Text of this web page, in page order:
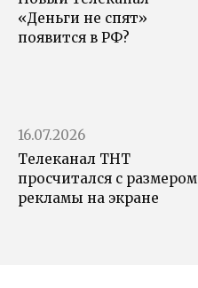
«Деньги не спят»
появится в РФ?
16.07.2026
Телеканал ТНТ
просчитался с размером
рекламы на экране